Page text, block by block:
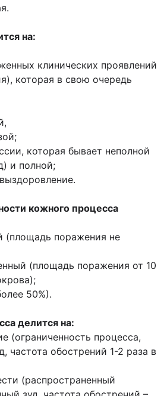
на:
клинических проявлений
которая в свою очередь
которая бывает неполной
и полной;
кожного процесса
поражения не
(площадь поражения от 10
50%).
делится на:
процесса,
частота обострений 1-2 раза в
(распространенный